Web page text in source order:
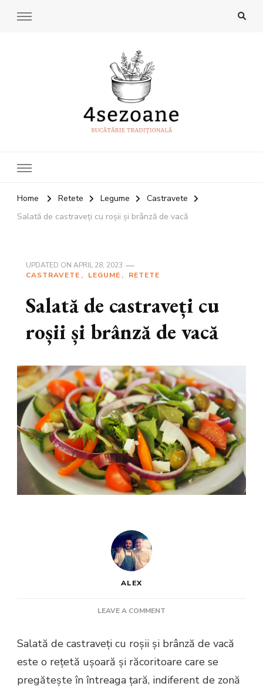
Home Retete Legume
Castravete
Salată de castraveți cu roșii și brânză de vacă
UPDATED ON APRIL 28, 2023
CASTRAVETE
LEGUME RETETE
Salată de castraveți cu
roșii și brânză de vacă
ALEX
LEAVE A COMMENT
CASTRAVEȚI
CU
ȘI
Salată de castraveți cu roșii și brânză de vacă
este o rețetă ușoară și răcoritoare care se
pregătește în întreaga țară, indiferent de zonă